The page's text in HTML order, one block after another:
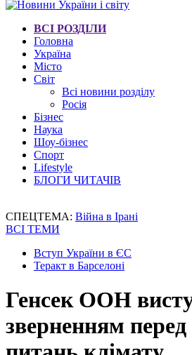
ВСІ РОЗДІЛИ
Головна
Україна
Місто
Світ
Всі новини розділу
Росія
Бізнес
Наука
Шоу-бізнес
Спорт
Lifestyle
БЛОГИ ЧИТАЧІВ
СПЕЦТЕМА: Війна в Ірані
ВСІ ТЕМИ
Вступ України в ЄС
Теракт в Барселоні
Генсек ООН
зверненням перед